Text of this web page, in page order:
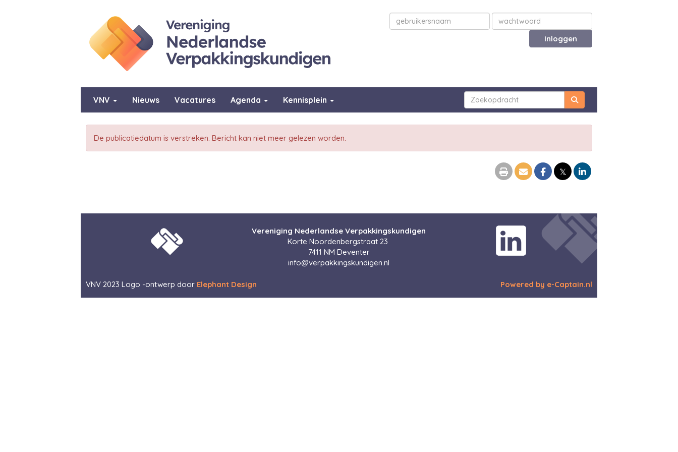
Inloggen
VNV Nieuws Vacatures Agenda Kennisplein
De publicatiedatum is verstreken. Bericht kan niet meer gelezen worden.
𝕏
Vereniging Nederlandse Verpakkingskundigen
Korte Noordenbergstraat 23
7411 NM Deventer
ofni@verpakkingskundigen.nl
VNV 2023 Logo -ontwerp door Elephant Design Powered by e-Captain.nl